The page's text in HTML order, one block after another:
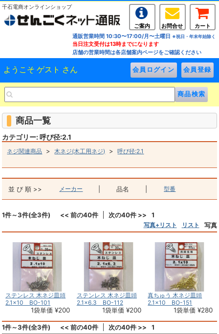
千石電商オンラインショップ
ご案内 お問合せ
カート
通販営業時間 10:30〜17:00/月〜土曜日 ※祝日・年末年始除く
当日注文受付は13時までになります
店舗の営業時間は各店舗案内ページをご確認ください
ようこそ ゲスト さん
商品一覧
カテゴリー: 呼び径:2.1
ネジ関連商品 > 木ネジ(木工用ネジ) >呼び径:2.1
並 び 順 >> メーカー 品名 型番
1件～3件(全3件) << 前の40件 次の40件 >> 1
写真+リスト リスト 写真
ステンレス 木ネジ皿頭
2.1×10 BO-101
1袋単価 ¥200
ステンレス 木ネジ皿頭
2.1×6.3 BO-112
1袋単価 ¥200
真ちゅう 木ネジ皿頭
2.1×10 BO-151
1袋単価 ¥280
1件～3件(全3件) << 前の40件 次の40件 >> 1